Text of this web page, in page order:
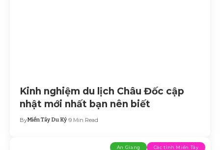
Kinh nghiệm du lịch Châu Đốc cập
nhật mới nhất bạn nên biết
ByMiền Tây Du Ký 9 Min Read
An Giang Các tỉnh Miền Tây